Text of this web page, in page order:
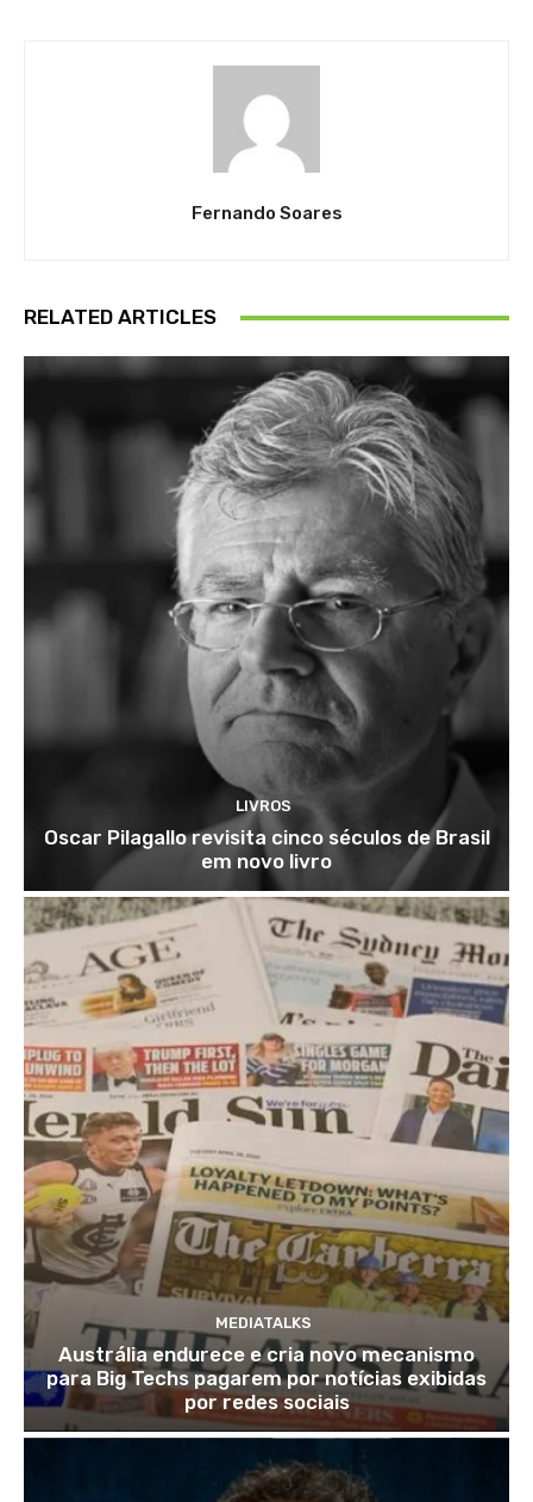
Fernando Soares
RELATED ARTICLES
LIVROS
Oscar Pilagallo revisita cinco séculos de Brasil
em novo livro
MEDIATALKS
Austrália endurece e cria novo mecanismo
para Big Techs pagarem por notícias exibidas
por redes sociais